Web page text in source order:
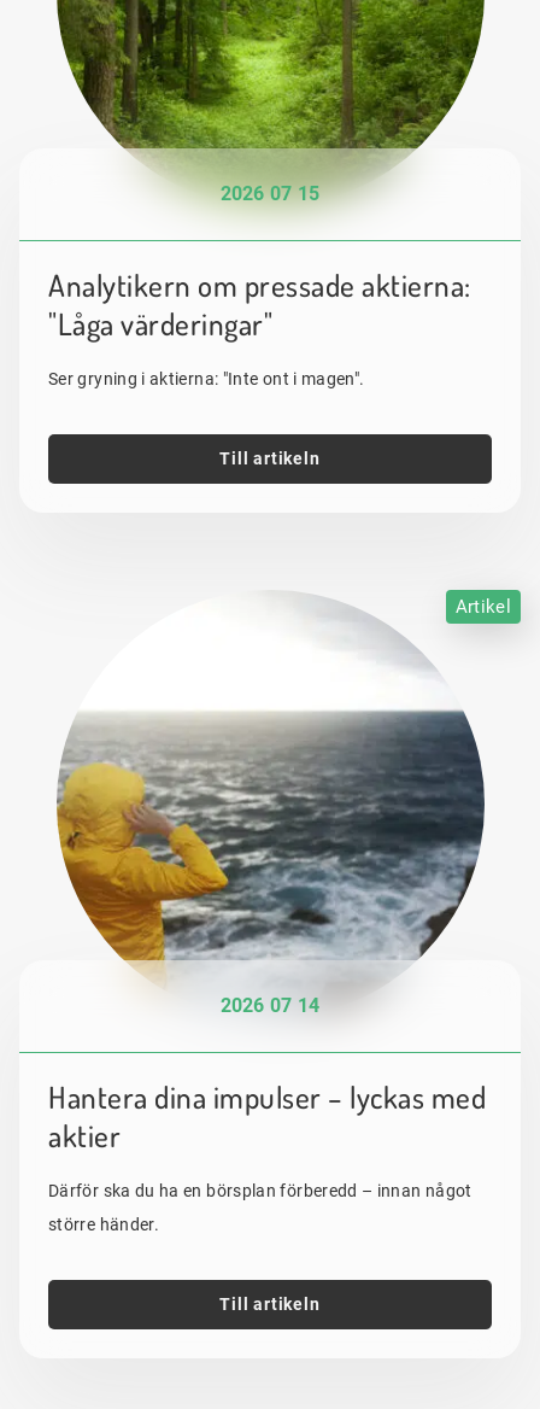
2026 07 15
Analytikern om pressade aktierna:
"Låga värderingar"
Ser gryning i aktierna: "Inte ont i magen".
Till artikeln
Artikel
2026 07 14
Hantera dina impulser – lyckas med
aktier
Därför ska du ha en börsplan förberedd – innan något
större händer.
Till artikeln